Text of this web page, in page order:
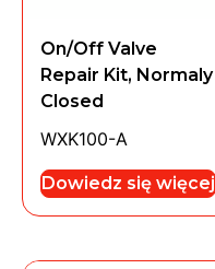
On/Off Valve
Repair Kit, Normaly
Closed
WXK100-A
Dowiedz się więcej